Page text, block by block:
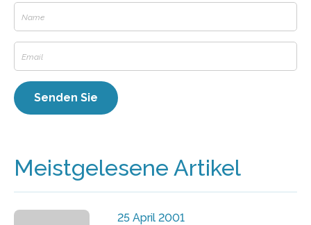
Meistgelesene Artikel
25 April 2001